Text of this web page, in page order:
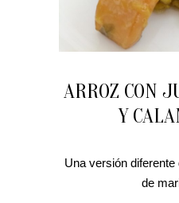
ARROZ CON
Y
Una versión
de